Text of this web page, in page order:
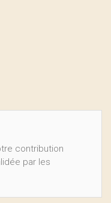
contribution
par les